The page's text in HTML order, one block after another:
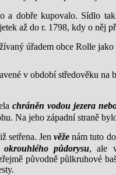
a dobře kupovalo. Sídlo
až do r. 1798, kdy o něj
úřadem obce Rolle
v období středověku na
chráněn vodou jezera
Na jeho západní straně
setřena. Jenvěže nám tuto
okrouhlého půdorysu, ale
původně půlkruhové